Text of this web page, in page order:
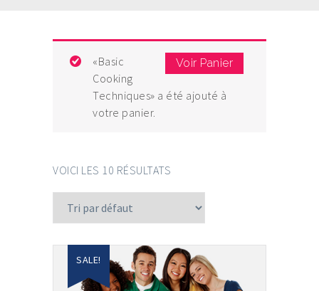
Voir Panier
«Basic
Cooking
Techniques» a été ajouté à
votre panier.
VOICI LES 10 RÉSULTATS
SALE!